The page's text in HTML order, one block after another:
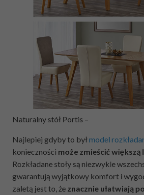
Naturalny stół Portis –
Najlepiej gdyby to byłmodel
konieczności może zmieścić większą
Rozkładane stoły są niezwykle
gwarantują wyjątkowy komfort i
zaletą jest to, że znacznie ułatwiają